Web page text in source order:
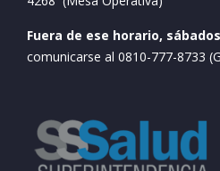
Fuera de ese horario,
comunicarse al 0810-777-8733